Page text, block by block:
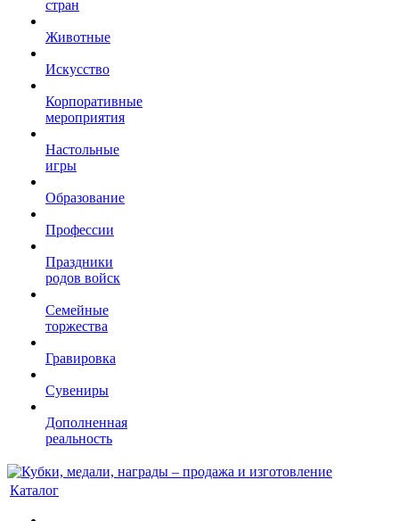
стран
Животные
Искусство
Корпоративные
мероприятия
Настольные
игры
Образование
Профессии
Праздники
родов войск
Семейные
торжества
Гравировка
Сувениры
Дополненная
реальность
Каталог